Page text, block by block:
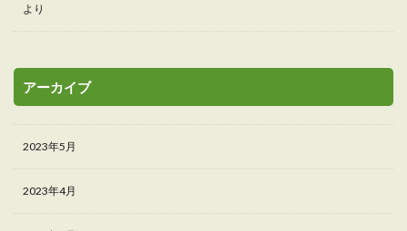
より
アーカイブ
2023年5月
2023年4月